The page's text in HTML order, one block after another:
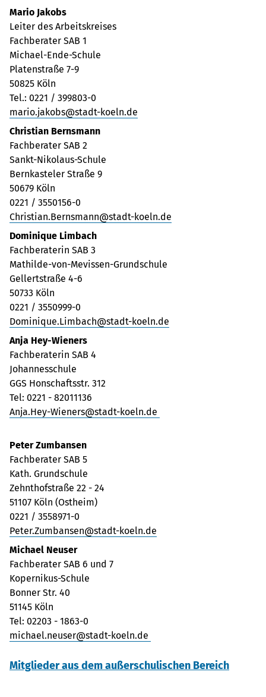
Mario Jakobs
Leiter des Arbeitskreises
Fachberater SAB 1
Michael-Ende-Schule
Platenstraße 7-9
50825 Köln
Tel.: 0221 / 399803-0
mario.jakobs@stadt-koeln.de
Christian Bernsmann
Fachberater SAB 2
Sankt-Nikolaus-Schule
Bernkasteler Straße 9
50679 Köln
0221 / 3550156-0
Christian.Bernsmann@stadt-koeln.de
Dominique Limbach
Fachberaterin SAB 3
Mathilde-von-Mevissen-Grundschule
Gellertstraße 4-6
50733 Köln
0221 / 3550999-0
Dominique.Limbach@stadt-koeln.de
Anja Hey-Wieners
Fachberaterin SAB 4
Johannesschule
GGS Honschaftsstr. 312
Tel: 0221 - 82011136
Anja.Hey-Wieners@stadt-koeln.de
Peter Zumbansen
Fachberater SAB 5
Kath. Grundschule
Zehnthofstraße 22 - 24
51107 Köln (Ostheim)
0221 / 3558971-0
Peter.Zumbansen@stadt-koeln.de
Michael Neuser
Fachberater SAB 6 und 7
Kopernikus-Schule
Bonner Str. 40
51145 Köln
Tel: 02203 - 1863-0
michael.neuser@stadt-koeln.de
Mitglieder aus dem außerschulischen Bereich